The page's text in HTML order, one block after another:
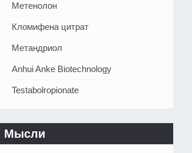
Метенолон
Кломифена цитрат
Метандриол
Anhui Anke Biotechnology
Testabolropionate
Мысли